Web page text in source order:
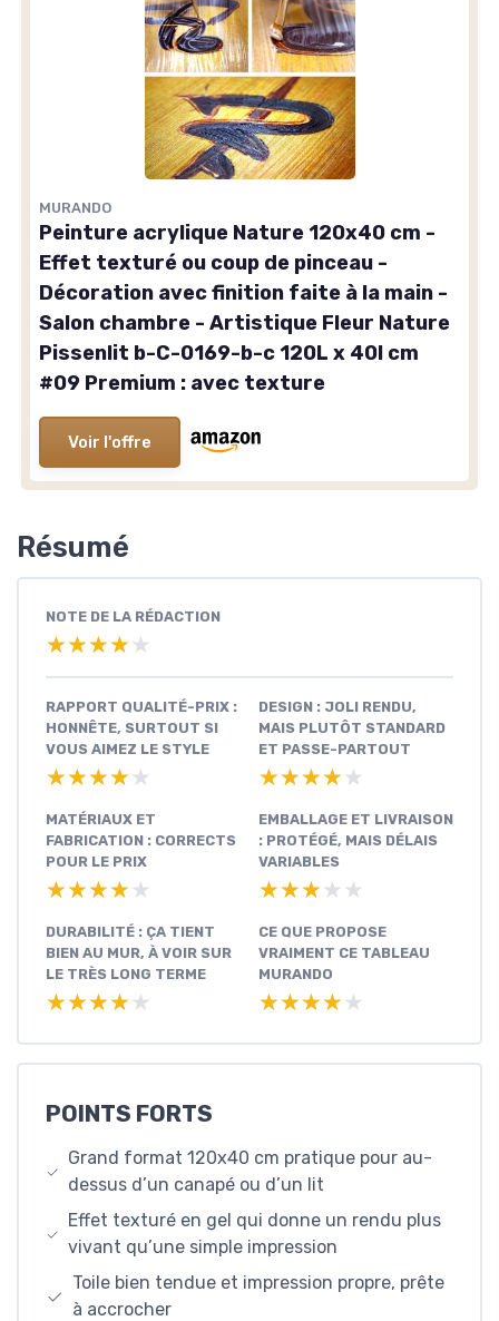
MURANDO
Peinture acrylique Nature 120x40 cm -
Effet texturé ou coup de pinceau -
Décoration avec finition faite à la main -
Salon chambre - Artistique Fleur Nature
Pissenlit b-C-0169-b-c 120L x 40l cm
#09 Premium : avec texture
Voir l'offre
Résumé
NOTE DE LA RÉDACTION
★★★★★
★★★★★
RAPPORT QUALITÉ-PRIX :
HONNÊTE, SURTOUT SI
VOUS AIMEZ LE STYLE
★★★★★
★★★★★
DESIGN : JOLI RENDU,
MAIS PLUTÔT STANDARD
ET PASSE-PARTOUT
★★★★★
★★★★★
MATÉRIAUX ET
FABRICATION : CORRECTS
POUR LE PRIX
★★★★★
★★★★★
EMBALLAGE ET LIVRAISON
: PROTÉGÉ, MAIS DÉLAIS
VARIABLES
★★★★★
★★★★★
DURABILITÉ : ÇA TIENT
BIEN AU MUR, À VOIR SUR
LE TRÈS LONG TERME
★★★★★
★★★★★
CE QUE PROPOSE
VRAIMENT CE TABLEAU
MURANDO
★★★★★
★★★★★
POINTS FORTS
Grand format 120x40 cm pratique pour au-
dessus d’un canapé ou d’un lit
Effet texturé en gel qui donne un rendu plus
vivant qu’une simple impression
Toile bien tendue et impression propre, prête
à accrocher